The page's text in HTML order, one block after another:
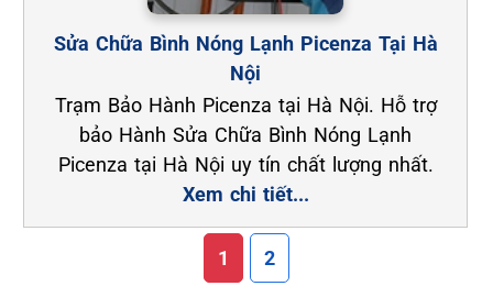
Sửa Chữa Bình Nóng Lạnh Picenza Tại Hà
Nội
Trạm Bảo Hành Picenza tại Hà Nội. Hỗ trợ
bảo Hành Sửa Chữa Bình Nóng Lạnh
Picenza tại Hà Nội uy tín chất lượng nhất.
Xem chi tiết...
1 2